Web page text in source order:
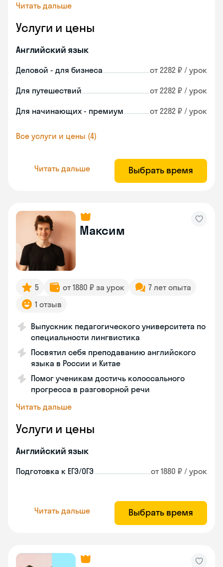
Читать дальше
Услуги и цены
Английский язык
Деловой - для бизнеса от 2282 ₽ / урок
Для путешествий от 2282 ₽ / урок
Для начинающих - премиум от 2282 ₽ / урок
Все услуги и цены (4)
Читать дальше Выбрать время
Максим
5 от 1880 ₽ за урок
7 лет опыта
1 отзыв
Выпускник педагогического университета по
специальности лингвистика
Посвятил себя преподаванию английского
языка в России и Китае
Помог ученикам достичь колоссального
прогресса в разговорной речи
Читать дальше
Услуги и цены
Английский язык
Подготовка к ЕГЭ/ОГЭ от 1880 ₽ / урок
Читать дальше Выбрать время